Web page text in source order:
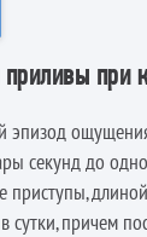
приливы при
секунд до
сутки, причем